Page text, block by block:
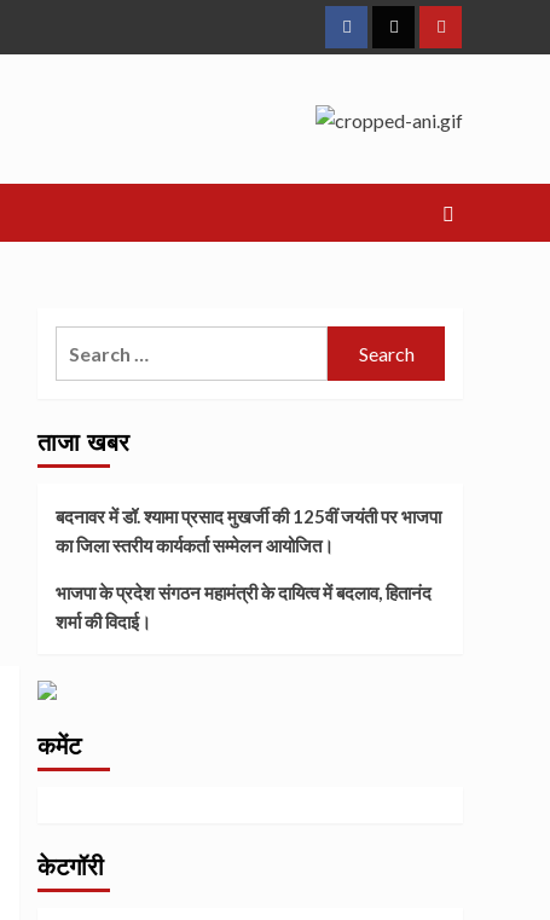
FacebookTwitterYoutube
ताजा खबर
बदनावर में डॉ. श्यामा प्रसाद मुखर्जी की 125वीं जयंती पर भाजपा
का जिला स्तरीय कार्यकर्ता सम्मेलन आयोजित।
भाजपा के प्रदेश संगठन महामंत्री के दायित्व में बदलाव, हितानंद
शर्मा की विदाई।
कमेंट
केटगॉरी